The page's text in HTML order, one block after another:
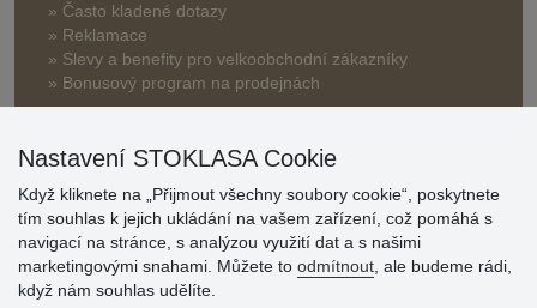
» Často kladené dotazy
» Reklamace
» Slevy a benefity pro velkoobchodní zákazníky
» Bonusový program na prodejnách
Hodnocení
zákazníků
Nastavení STOKLASA Cookie
Když kliknete na „Přijmout všechny soubory cookie“, poskytnete
tím souhlas k jejich ukládání na vašem zařízení, což pomáhá s
navigací na stránce, s analýzou využití dat a s našimi
marketingovými snahami. Můžete to odmítnout , ale budeme rádi,
když nám souhlas udělíte.